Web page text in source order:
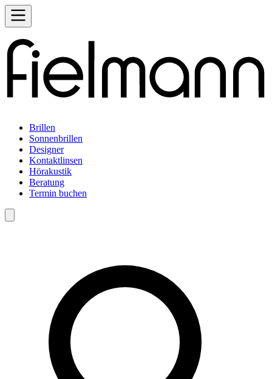
Brillen
Sonnenbrillen
Designer
Kontaktlinsen
Hörakustik
Beratung
Termin buchen